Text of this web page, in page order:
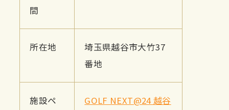
間
所在地
埼玉県越谷市大竹37
番地
施設ペ
GOLF NEXT@24 越谷